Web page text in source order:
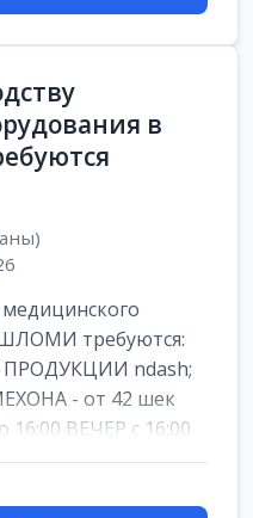
в
требуются:
ndash;
- от 42 шек
16:00 ВЕЧЕР с 16:00